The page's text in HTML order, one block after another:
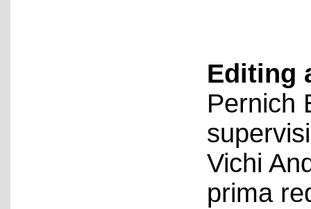
Editing
Pernich
Vichi
prima